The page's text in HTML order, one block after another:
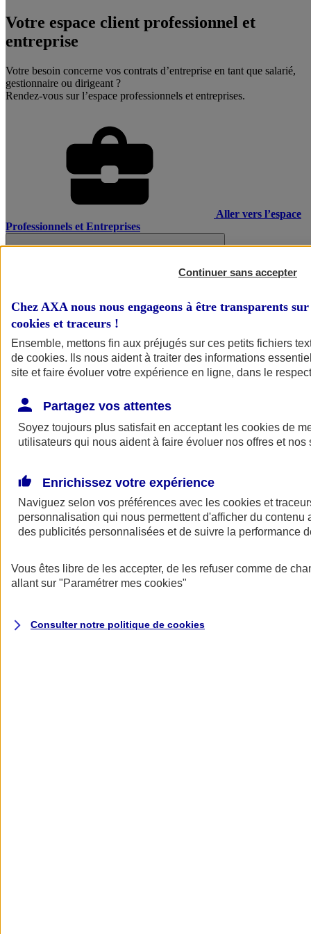
Votre espace client professionnel et
entreprise
Votre besoin concerne vos contrats d’entreprise en tant que salarié,
gestionnaire ou dirigeant ?
Rendez-vous sur l’espace professionnels et entreprises.
Aller vers l’espace
Professionnels et Entreprises
AXA Assurance
Continuer sans accepter
Chez AXA nous nous engageons à être transparents
cookies et traceurs !
Ensemble, mettons fin aux préjugés sur ces petits fichiers
de cookies. Ils nous aident à traiter des informations
site et faire évoluer votre expérience en ligne, dans le
Partagez vos attentes
Soyez toujours plus satisfait en acceptant les cookies de
utilisateurs qui nous aident à faire évoluer nos offres et nos
Enrichissez votre expérience
Naviguez selon vos préférences avec les cookies et
personnalisation qui nous permettent d'afficher du contenu
des publicités personnalisées et de suivre la performance
Vous êtes libre de les accepter, de les refuser comme de
allant sur "Paramétrer mes cookies"
Consulter notre politique de cookies